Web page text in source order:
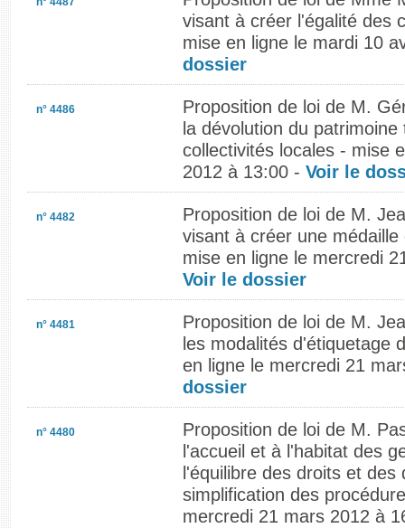
visant à créer l'égalité des
mise en ligne le mardi 10
dossier
n° 4486
Proposition de loi de M.
la dévolution du
collectivités locales - mise
2012 à 13:00 - Voir le
n° 4482
Proposition de loi de M.
visant à créer une
mise en ligne le mercredi
Voir le dossier
n° 4481
Proposition de loi de M.
les modalités d'étiquetage
en ligne le mercredi 21
dossier
n° 4480
Proposition de loi de M.
l'accueil et à l'habitat des
l'équilibre des droits et des
simplification des
mercredi 21 mars 2012 à